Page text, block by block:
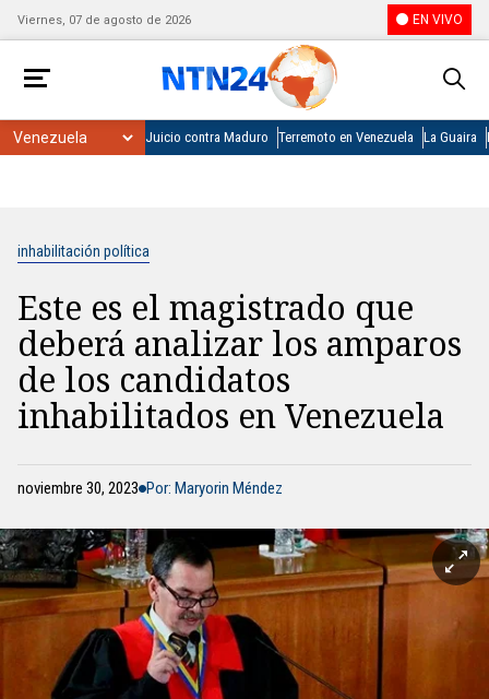
Viernes, 07 de agosto de 2026 EN VIVO
Juicio contra Maduro Terremoto en Venezuela La Guaira
inhabilitación política
Este es el magistrado que
deberá analizar los amparos
de los candidatos
inhabilitados en Venezuela
noviembre 30, 2023 Por: Maryorin Méndez